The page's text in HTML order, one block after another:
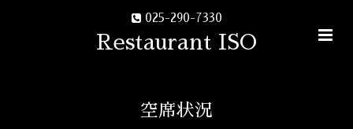
025-290-7330
Restaurant ISO
空席状況